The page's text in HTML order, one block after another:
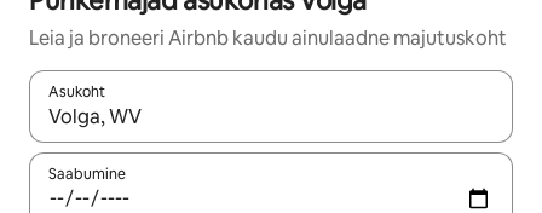
Leia ja broneeri Airbnb kaudu ainulaadne majutuskoht
Asukoht
Kui tulemused on kuvatud, liigu ekraanil nooleklahvidega või
Saabumine